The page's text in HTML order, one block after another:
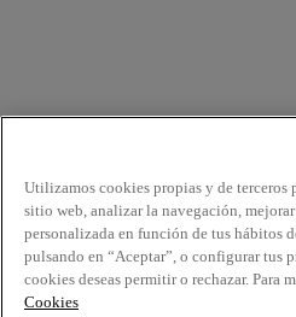
Utilizamos cookies propias y de
sitio web, analizar la navegación,
personalizada en función de tus hábitos
pulsando en “Aceptar”, o configurar tus
cookies deseas permitir o rechazar. Para
Cookies